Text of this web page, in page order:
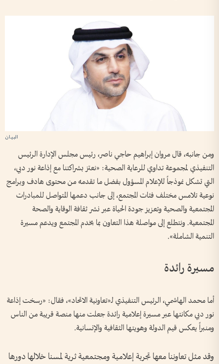
ومن جانبه، قال مروان إبراهيم حاجي ناصر، رئيس مجلس الإدارة الرئيس
التنفيذي لمجموعة تداوي للرعاية الصحية: «نعتز بشراكتنا مع إذاعة نور دبي،
التي تشكل نموذجاً للإعلام المسؤول بفضل ما تقدمه من محتوى هادف وبرامج
نوعية تلامس مختلف فئات المجتمع، إلى جانب دعمها المتواصل للمبادرات
المجتمعية والصحية وتعزيز جودة الحياة عبر نشر ثقافة الوقاية والصحة
المجتمعية. ونتطلع إلى مواصلة هذا التعاون بما يخدم المجتمع ويدعم مسيرة
التنمية الشاملة».
مسيرة رائدة
أما محمد الهاشمي، الرئيس التنفيذي لـ«تعاونية الاتحاد»، فقال: «رسخت إذاعة
نور دبي مكانتها عبر مسيرة إعلامية رائدة جعلت منها منصة قريبة من الناس
ومنبراً يعكس قيم الدولة وهويتها الثقافية والإنسانية.
وقد مثل تعاوننا معها تجربة إعلامية ومجتمعية ثرية لمسنا خلالها دورها